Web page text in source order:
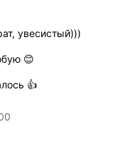
увесистый)))
😊
👍